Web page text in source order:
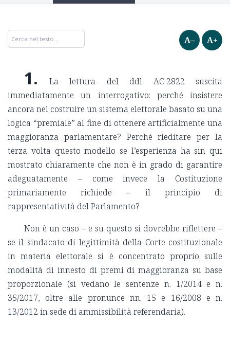
A– A+
1. La lettura del ddl AC-2822 suscita
immediatamente un interrogativo: perché insistere
ancora nel costruire un sistema elettorale basato su una
logica “premiale” al fine di ottenere artificialmente una
maggioranza parlamentare? Perché rieditare per la
terza volta questo modello se l’esperienza ha sin qui
mostrato chiaramente che non è in grado di garantire
adeguatamente – come invece la Costituzione
primariamente richiede – il principio di
rappresentatività del Parlamento?
Non è un caso – e su questo si dovrebbe riflettere –
se il sindacato di legittimità della Corte costituzionale
in materia elettorale si è concentrato proprio sulle
modalità di innesto di premi di maggioranza su base
proporzionale (si vedano le sentenze n. 1/2014 e n.
35/2017, oltre alle pronunce nn. 15 e 16/2008 e n.
13/2012 in sede di ammissibilità referendaria).